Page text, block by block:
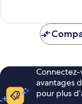
avantages
pour plus